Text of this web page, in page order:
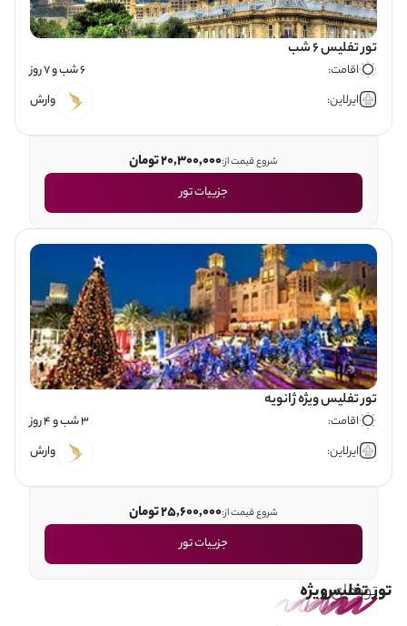
تور تفلیس 6 شب
اقامت:
6 شب و 7 روز
ایرلاین:
وارش
شروع قیمت از:20,300,000 تومان
جزییات تور
تور تفلیس ویژه ژانویه
اقامت:
3 شب و 4 روز
ایرلاین:
وارش
شروع قیمت از:25,600,000 تومان
جزییات تور
تورهایویژهتور تفلیس